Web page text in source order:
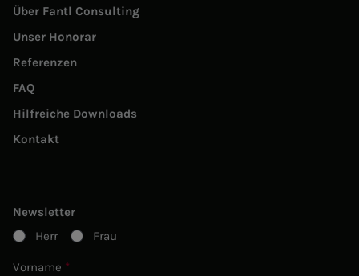
Über Fantl Consulting
Unser Honorar
Referenzen
FAQ
Hilfreiche Downloads
Kontakt
Newsletter
Herr
Frau
Vorname